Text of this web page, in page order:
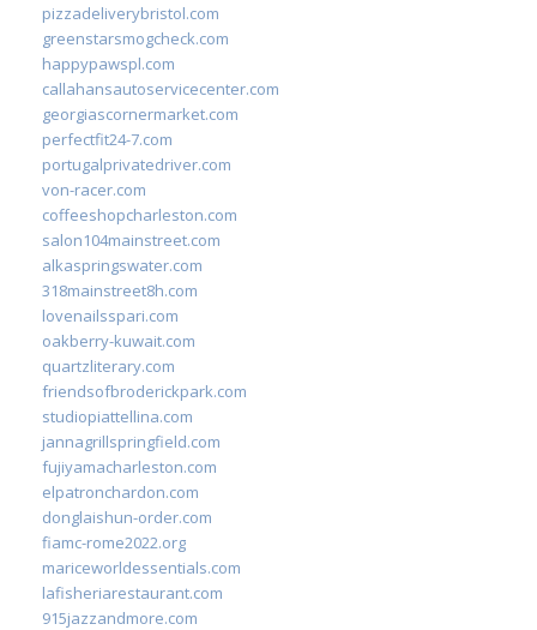
pizzadeliverybristol.com
greenstarsmogcheck.com
happypawspl.com
callahansautoservicecenter.com
georgiascornermarket.com
perfectfit24-7.com
portugalprivatedriver.com
von-racer.com
coffeeshopcharleston.com
salon104mainstreet.com
alkaspringswater.com
318mainstreet8h.com
lovenailsspari.com
oakberry-kuwait.com
quartzliterary.com
friendsofbroderickpark.com
studiopiattellina.com
jannagrillspringfield.com
fujiyamacharleston.com
elpatronchardon.com
donglaishun-order.com
fiamc-rome2022.org
mariceworldessentials.com
lafisheriarestaurant.com
915jazzandmore.com